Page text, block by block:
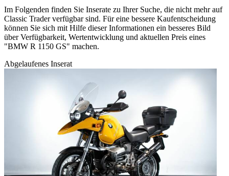
Im Folgenden finden Sie Inserate zu Ihrer Suche, die nicht mehr auf
Classic Trader verfügbar sind. Für eine bessere Kaufentscheidung
können Sie sich mit Hilfe dieser Informationen ein besseres Bild
über Verfügbarkeit, Wertentwicklung und aktuellen Preis eines
"BMW R 1150 GS" machen.
Abgelaufenes Inserat